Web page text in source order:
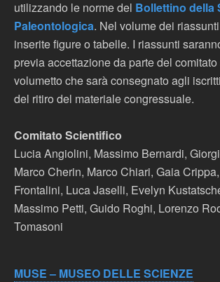
utilizzando le norme del Bollettino della
Paleontologica. Nel volume dei
inserite figure o tabelle. I riassunti
previa accettazione da parte del
volumetto che sarà consegnato agli
del ritiro del materiale congressuale.
Comitato Scientifico
Lucia Angiolini, Massimo Bernardi,
Marco Cherin, Marco Chiari, Gaia
Frontalini, Luca Jaselli, Evelyn
Massimo Petti, Guido Roghi, Lorenzo
Tomasoni
MUSE – MUSEO DELLE SCIENZE